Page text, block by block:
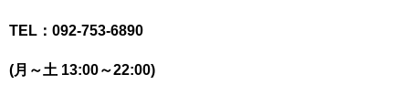
TEL：092-753-6890
(月～土 13:00～22:00)